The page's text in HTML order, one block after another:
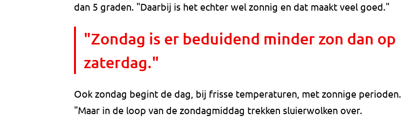
dan 5 graden. "Daarbij is het echter wel zonnig en dat maakt veel goed."
"Zondag is er beduidend minder zon dan op
zaterdag."
Ook zondag begint de dag, bij frisse temperaturen, met zonnige perioden.
"Maar in de loop van de zondagmiddag trekken sluierwolken over.